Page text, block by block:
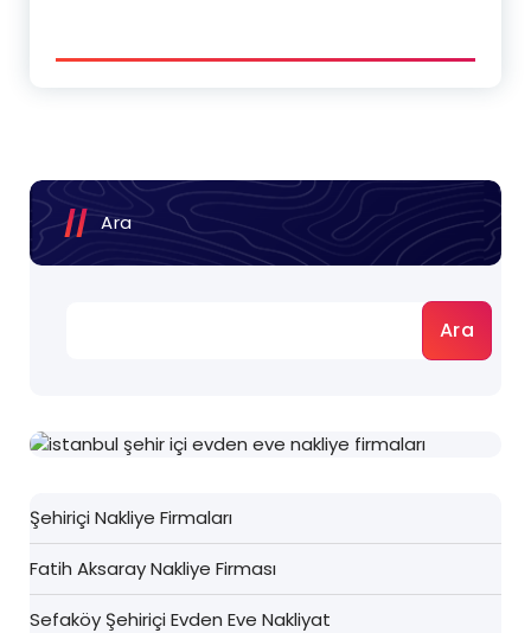
Ara
Ara
Şehiriçi Nakliye Firmaları
Fatih Aksaray Nakliye Firması
Sefaköy Şehiriçi Evden Eve Nakliyat